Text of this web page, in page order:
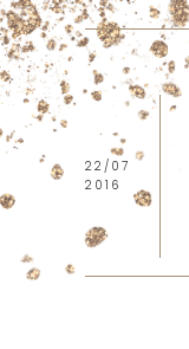
22/07
2016